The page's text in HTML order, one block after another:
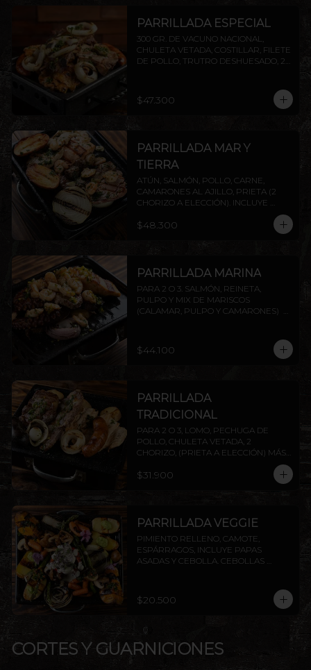
PARRILLADA ESPECIAL
300 GR. DE VACUNO NACIONAL,
CHULETA VETADA, COSTILLAR, FILETE
DE POLLO, TRUTRO DESHUESADO, 2
$47.300
PARRILLADA MAR Y
TIERRA
ATÚN, SALMÓN, POLLO, CARNE,
CAMARONES AL AJILLO, PRIETA (2
CHORIZO A ELECCIÓN). INCLUYE
$48.300
PARRILLADA MARINA
PARA 2 O 3. SALMÓN, REINETA,
PULPO Y MIX DE MARISCOS
(CALAMAR, PULPO Y CAMARONES)
ELECCIÓN.
$44.100
PARRILLADA
TRADICIONAL
PARA 2 O 3, LOMO, PECHUGA DE
POLLO, CHULETA VETADA, 2
CHORIZO, (PRIETA A ELECCIÓN) MÁS
(PAPAS FRITAS, PAPAS DORADAS,
$31.900
PARRILLADA VEGGIE
PIMIENTO RELLENO, CAMOTE,
ESPÁRRAGOS, INCLUYE PAPAS
ASADAS Y CEBOLLA. CEBOLLAS
PESTO. INCLUYE PAPAS ASADAS Y
CEBOLLA.
$20.500
CORTES Y GUARNICIONES